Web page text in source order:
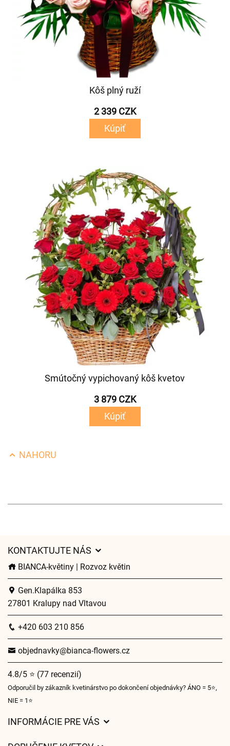
Kôš plný ruží
2 339 CZK
Kúpiť
Smútočný vypichovaný kôš kvetov
3 879 CZK
Kúpiť
NAHORU
KONTAKTUJTE NÁS
BIANCA-květiny | Rozvoz květin
Gen.Klapálka 853
27801 Kralupy nad Vltavou
+420 603 210 856
objednavky@bianca-flowers.cz
4.8/5 ⭐ (77 recenzií)
Odporučil by zákazník kvetinárstvo po dokončení objednávky? ÁNO = 5⭐,
NIE = 1⭐
INFORMÁCIE PRE VÁS